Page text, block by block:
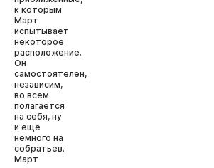
к которым
Март
испытывает
некоторое
расположение.
Он
самостоятелен,
независим,
во всем
полагается
на себя, ну
и еще
немного на
собратьев.
Март